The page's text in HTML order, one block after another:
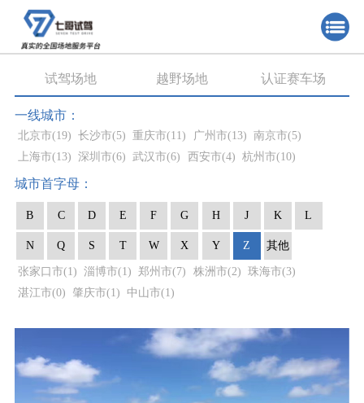
试驾场地 越野场地 认证赛车场
一线城市：
北京市(19) 长沙市(5) 重庆市(11) 广州市(13) 南京市(5)
上海市(13) 深圳市(6) 武汉市(6) 西安市(4) 杭州市(10)
城市首字母：
B C D E F G H J K L
N Q S T W X Y Z 其他
张家口市(1) 淄博市(1) 郑州市(7) 株洲市(2) 珠海市(3)
湛江市(0) 肇庆市(1) 中山市(1)